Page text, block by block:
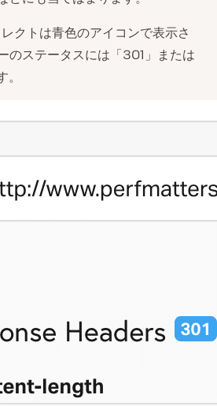
クトは青色のアイコンで表示さ
のステータスには「301」または